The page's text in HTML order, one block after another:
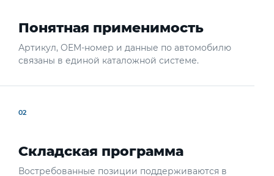
Понятная применимость
Артикул, OEM-номер и данные по автомобилю
связаны в единой каталожной системе.
02
Складская программа
Востребованные позиции поддерживаются в